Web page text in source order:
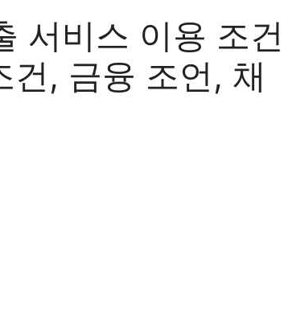
서비스 이용 조건
, 금융 조언, 채